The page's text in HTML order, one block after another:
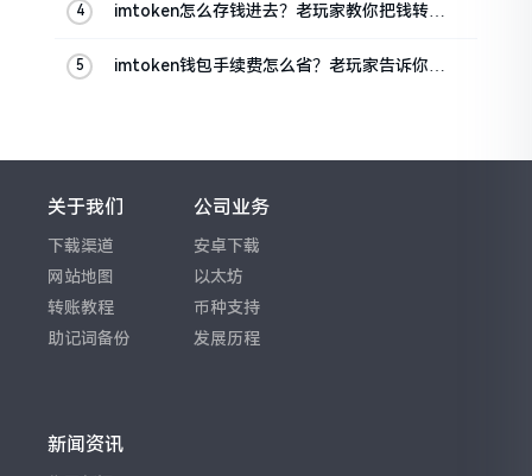
imtoken怎么存钱进去？老玩家教你把钱转进
imtoken钱包手续费怎么省？老玩家告诉你几
关于我们
下载渠道
网站地图
转账教程
助记词备份
公司业务
安卓下载
以太坊
币种支持
发展历程
新闻资讯